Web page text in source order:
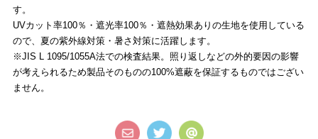
す。
UVカット率100％・遮光率100％・遮熱効果ありの生地を使用している
ので、夏の紫外線対策・暑さ対策に活躍します。
※JIS L 1095/1055A法での検査結果。照り返しなどの外的要因の影響
が考えられるため製品そのものの100%遮蔽を保証するものではござい
ません。